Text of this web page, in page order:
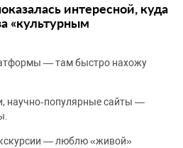
интересной, куда
«культурным
— там быстро нахожу
научно‑популярные сайты —
— люблю «живой»